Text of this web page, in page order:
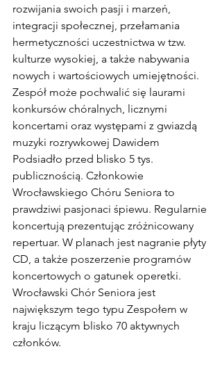
rozwijania swoich pasji i marzeń,
integracji społecznej, przełamania
hermetyczności uczestnictwa w tzw.
kulturze wysokiej, a także nabywania
nowych i wartościowych umiejętności.
Zespół może pochwalić się laurami
konkursów chóralnych, licznymi
koncertami oraz występami z gwiazdą
muzyki rozrywkowej Dawidem
Podsiadło przed blisko 5 tys.
publicznością. Członkowie
Wrocławskiego Chóru Seniora to
prawdziwi pasjonaci śpiewu. Regularnie
koncertują prezentując zróżnicowany
repertuar. W planach jest nagranie płyty
CD, a także poszerzenie programów
koncertowych o gatunek operetki.
Wrocławski Chór Seniora jest
największym tego typu Zespołem w
kraju liczącym blisko 70 aktywnych
członków.